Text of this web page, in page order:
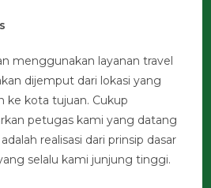
menggunakan layanan travel
dijemput dari lokasi yang
ke kota tujuan. Cukup
petugas kami yang datang
realisasi dari prinsip dasar
selalu kami junjung tinggi.